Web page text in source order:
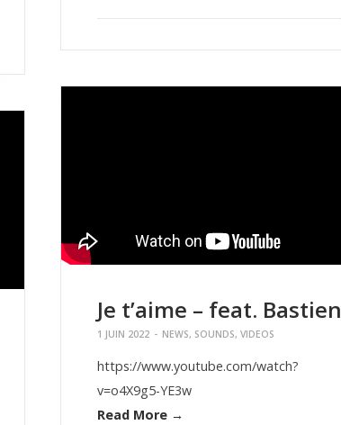
Je t’aime – feat. Bastien
1 JUIN 2022 - NEWS, SOUNDS, VIDEOS
https://www.youtube.com/watch?
v=o4X9g5-YE3w
Read More →